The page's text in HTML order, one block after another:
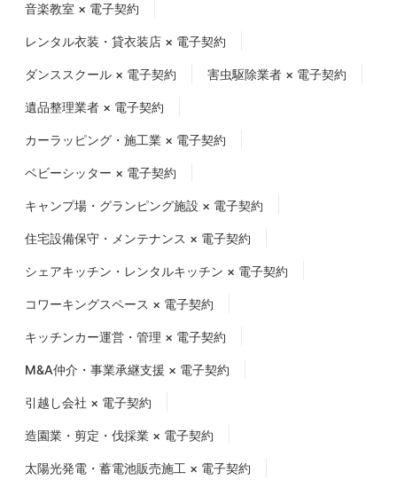
音楽教室 × 電子契約
レンタル衣装・貸衣装店 × 電子契約
ダンススクール × 電子契約 害虫駆除業者 × 電子契約
遺品整理業者 × 電子契約
カーラッピング・施工業 × 電子契約
ベビーシッター × 電子契約
キャンプ場・グランピング施設 × 電子契約
住宅設備保守・メンテナンス × 電子契約
シェアキッチン・レンタルキッチン × 電子契約
コワーキングスペース × 電子契約
キッチンカー運営・管理 × 電子契約
M&A仲介・事業承継支援 × 電子契約
引越し会社 × 電子契約
造園業・剪定・伐採業 × 電子契約
太陽光発電・蓄電池販売施工 × 電子契約